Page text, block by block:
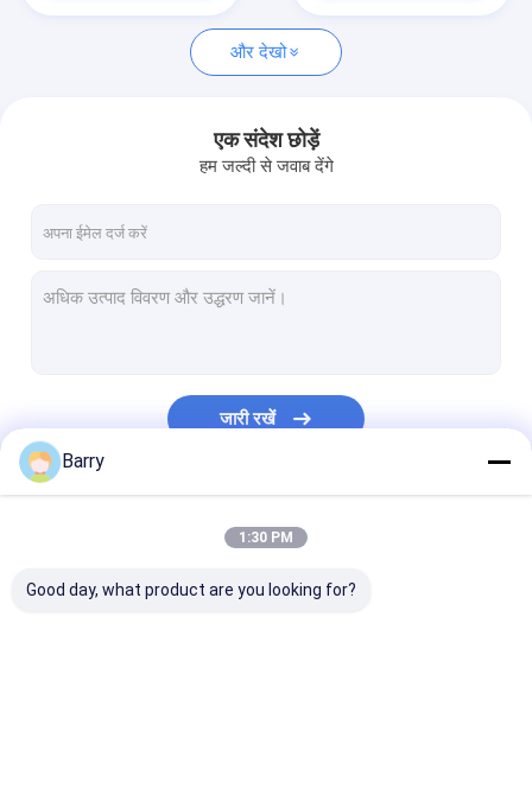
मार्कर पेन
विद्युत क्लीनर स्प्रे
सिलिकॉन का सील करने वाला पदार्थ
और देखो
एक संदेश छोड़ें
हम जल्दी से जवाब देंगे
जारी रखें
Barry
1:30 PM
Good day, what product are you looking for?